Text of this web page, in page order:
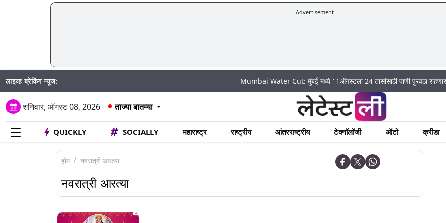
Advertisement
लाइव्ह ब्रेकिंग न्यूज: Mumbai Water Cut: मुंबई मध्ये 11ऑगस्टला 24 तासांसाठी पाणी पुरवठा राहणार बंद; पहा
शनिवार, ऑगस्ट 08, 2026 ताज्या बातम्या
QUICKLY SOCIALLY महाराष्ट्र राष्ट्रीय आंतरराष्ट्रीय टेक्नॉलॉजी ऑटो क्रीडा
होम नवरात्री आरत्या
नवरात्री आरत्या